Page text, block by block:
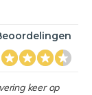
keer op